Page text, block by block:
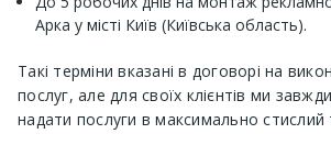
Арка у місті Київ (Київська область).
Такі терміни вказані в договорі на
послуг, але для своїх клієнтів ми
надати послуги в максимально стислий